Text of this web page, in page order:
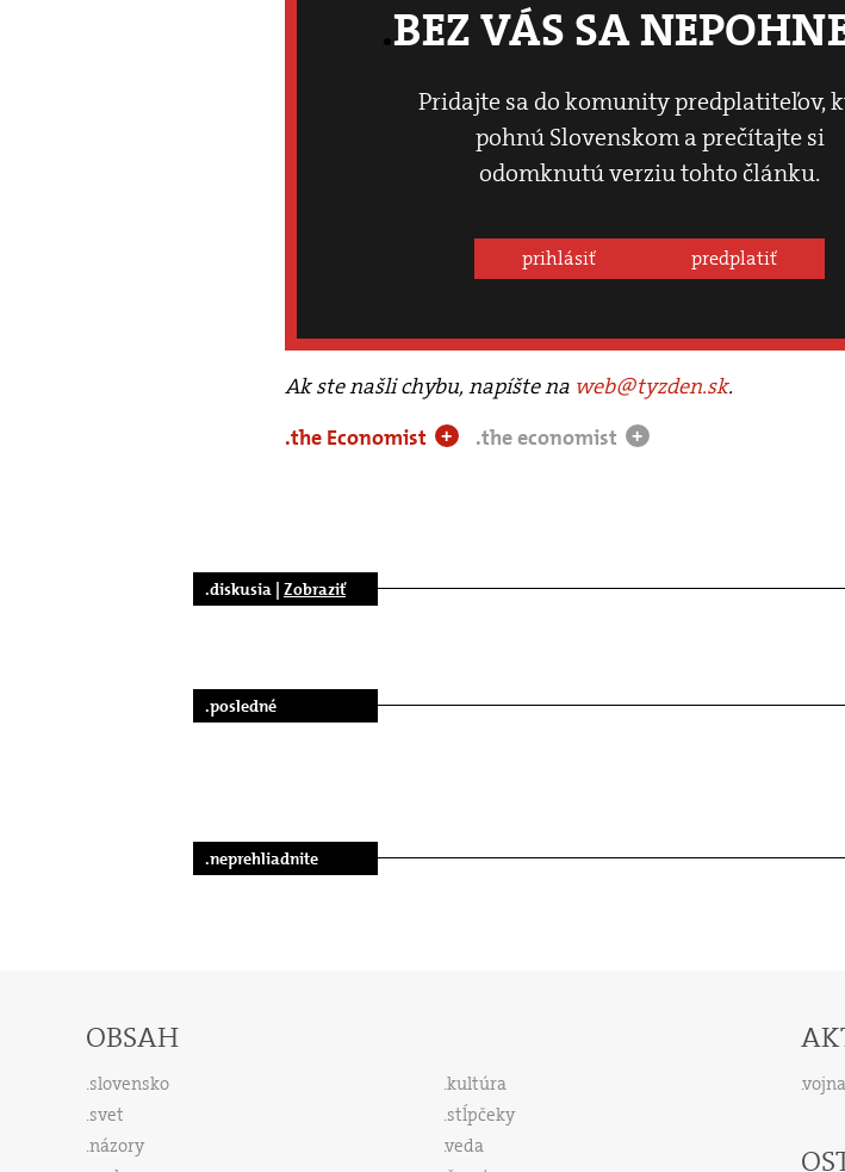
BEZ VÁS SA
Pridajte sa do komunity predplatiteľov,
pohnú Slovenskom a prečítajte si
odomknutú verziu tohto článku.
prihlásiť predplatiť
Ak ste našli chybu, napíšte na web@tyzden.sk.
.the Economist
+ .the economist +
.diskusia | Zobraziť
.posledné
.neprehliadnite
OBSAH
slovensko
svet
názory
kultúra
stĺpčeky
veda